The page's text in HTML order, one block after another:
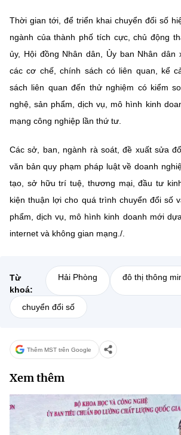
Thời gian tới, để triển khai chuyển đổi số
ngành của thành phố tích cực, chủ động
ủy, Hội đồng Nhân dân, Ủy ban Nhân dân
các cơ chế, chính sách có liên quan, kể
sách liên quan đến thử nghiệm có kiểm
nghệ, sản phẩm, dịch vụ, mô hình kinh
mạng công nghiệp lần thứ tư.
Các sở, ban, ngành rà soát, đề xuất sửa
văn bản quy phạm pháp luật về doanh
tạo, sở hữu trí tuệ, thương mại, đầu tư
kiện thuận lợi cho quá trình chuyển đổi số
phẩm, dịch vụ, mô hình kinh doanh mới
internet và không gian mạng./.
Từ
khoá:
Hải Phòng đô thị thông
chuyển đổi số
Thêm MST trên Google
Xem thêm